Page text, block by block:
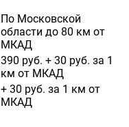
По Московской
области до 80 км от
МКАД
390 руб. + 30 руб. за 1
км от МКАД
+ 30 руб. за 1 км от
МКАД